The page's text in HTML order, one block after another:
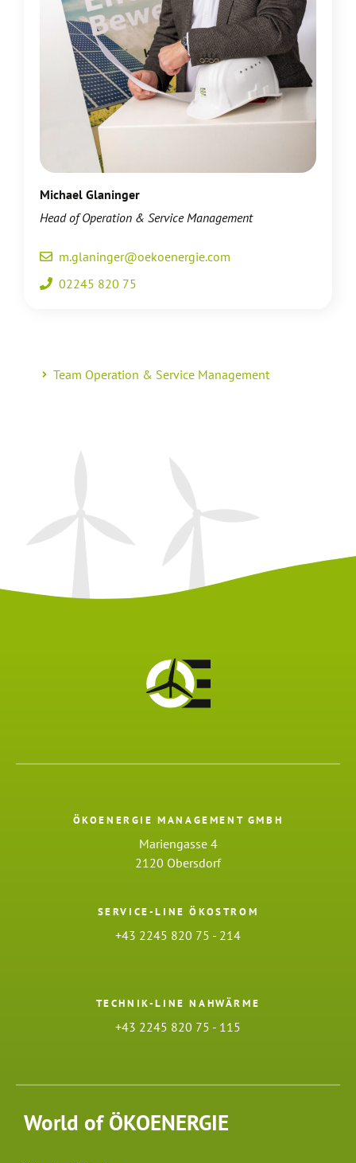
Michael Glaninger
Head ofOperation & Service Management
m.glaninger@oekoenergie.com
02245 820 75
Team Operation & Service Management
ÖKOENERGIE MANAGEMENT GMBH
Mariengasse 4
2120 Obersdorf
SERVICE-LINE ÖKOSTROM
+43 2245 820 75 - 214
TECHNIK-LINE NAHWÄRME
+43 2245 820 75 - 115
World of ÖKOENERGIE